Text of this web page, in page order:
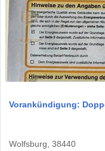
Vorankündigung:
Wolfsburg, 38440